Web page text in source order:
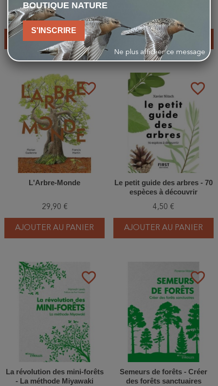
habitants
29,00 €
AJOUTER AU PANIER
29,00 €
AJOUTER AU PANIER
favorite_border
L'Arbre-Monde
29,90 €
AJOUTER AU PANIER
favorite_border
Le petit guide des arbres - 70
espèces à découvrir
4,50 €
AJOUTER AU PANIER
favorite_border
La révolution des mini-forêts
- La méthode Miyawaki
favorite_border
Semeurs de forêts - Créer
des forêts sanctuaires
BOUTIQUE NATURE
S'INSCRIRE
Ne plus afficher ce message